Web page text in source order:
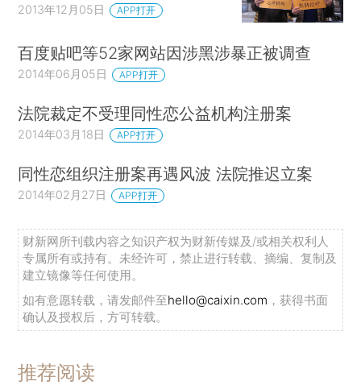
2013年12月05日 APP打开
百度贴吧等52家网站因涉黑涉暴正被调查
2014年06月05日 APP打开
法院裁定不受理同性恋公益机构注册案
2014年03月18日 APP打开
同性恋组织注册案再遇风波 法院推迟立案
2014年02月27日 APP打开
财新网所刊载内容之知识产权为财新传媒及/或相关权利人
专属所有或持有。未经许可，禁止进行转载、摘编、复制及
建立镜像等任何使用。
如有意愿转载，请发邮件至hello@caixin.com ，获得书面
确认及授权后，方可转载。
推荐阅读